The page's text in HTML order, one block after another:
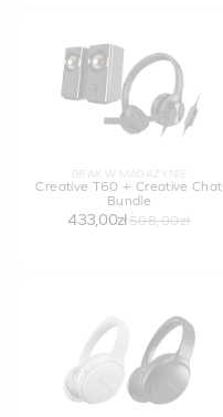
BRAK W MAGAZYNIE
Creative T60 + Creative Chat
Bundle
433,00zł508,00zł